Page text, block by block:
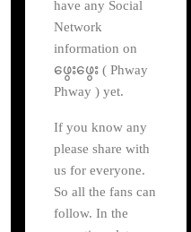
have any Social
Network
information on
ဖွေးဖွေး ( Phway
Phway ) yet.
If you know any
please share with
us for everyone.
So all the fans can
follow. In the